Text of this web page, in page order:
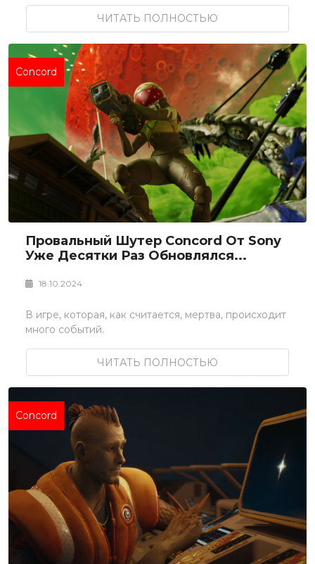
ЧИТАТЬ ПОЛНОСТЬЮ
Concord
Провальный Шутер Concord От Sony
Уже Десятки Раз Обновлялся...
18.10.2024
В игре, которая, как считается, мертва, происходит
много событий.
ЧИТАТЬ ПОЛНОСТЬЮ
Concord